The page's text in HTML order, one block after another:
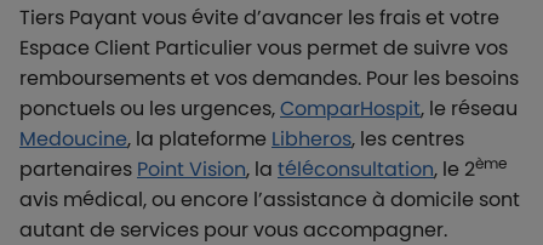
Tiers Payant vous évite d’avancer les frais et votre
Espace Client Particulier vous permet de suivre vos
remboursements et vos demandes. Pour les besoins
ponctuels ou les urgences,ComparHospit, le réseau
Medoucine, la plateforme Libheros, les centres
partenaires Point Vision, la téléconsultation, le 2ème
avis médical, ou encore l’assistance à domicile sont
autant de services pour vous accompagner.